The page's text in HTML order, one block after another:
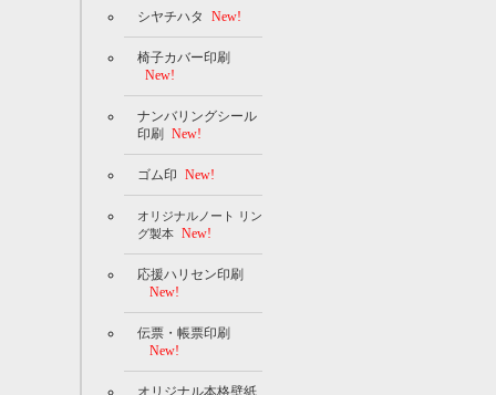
シヤチハタ New!
椅子カバー印刷
New!
ナンバリングシール
印刷
New!
ゴム印 New!
オリジナルノート リン
グ製本 New!
応援ハリセン印刷
New!
伝票・帳票印刷
New!